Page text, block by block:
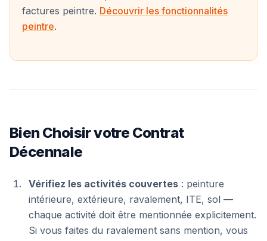
factures peintre. Découvrir les fonctionnalités
peintre.
Bien Choisir votre Contrat
Décennale
Vérifiez les activités couvertes : peinture
intérieure, extérieure, ravalement, ITE, sol —
chaque activité doit être mentionnée explicitement.
Si vous faites du ravalement sans mention, vous